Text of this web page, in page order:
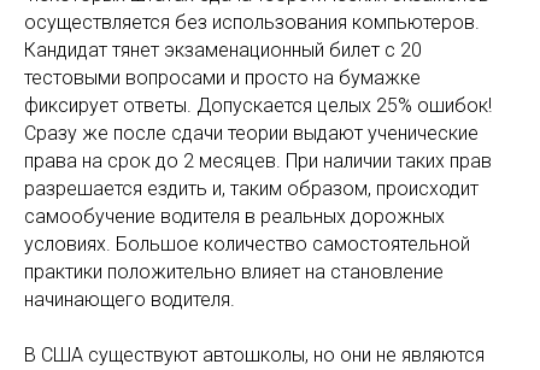
осуществляется без использования компьютеров.
Кандидат тянет экзаменационный билет с 20
тестовыми вопросами и просто на бумажке
фиксирует ответы. Допускается целых 25% ошибок!
Сразу же после сдачи теории выдают ученические
права на срок до 2 месяцев. При наличии таких прав
разрешается ездить и, таким образом, происходит
самообучение водителя в реальных дорожных
условиях. Большое количество самостоятельной
практики положительно влияет на становление
начинающего водителя.
В США существуют автошколы, но они не являются